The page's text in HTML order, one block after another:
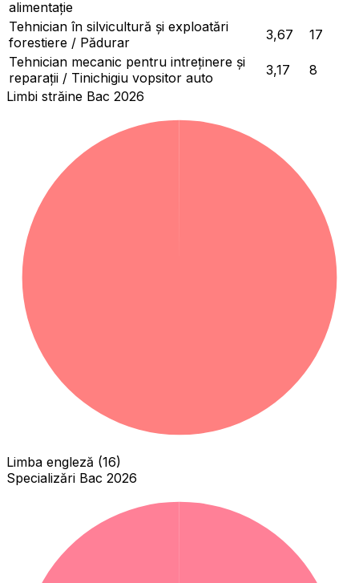
alimentație
Tehnician în silvicultură și exploatări
forestiere / Pădurar
3,67
17
Tehnician mecanic pentru intreținere și
reparații / Tinichigiu vopsitor auto
3,17
8
Limbi străine Bac 2026
Limba engleză (16)
Specializări Bac 2026